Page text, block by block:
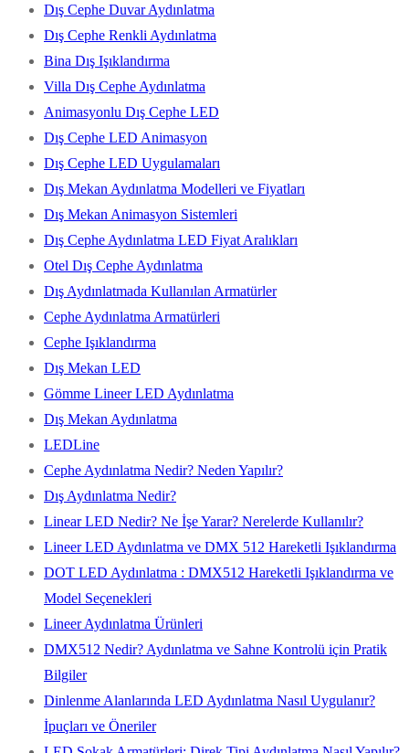
Dış Cephe Duvar Aydınlatma
Dış Cephe Renkli Aydınlatma
Bina Dış Işıklandırma
Villa Dış Cephe Aydınlatma
Animasyonlu Dış Cephe LED
Dış Cephe LED Animasyon
Dış Cephe LED Uygulamaları
Dış Mekan Aydınlatma Modelleri ve Fiyatları
Dış Mekan Animasyon Sistemleri
Dış Cephe Aydınlatma LED Fiyat Aralıkları
Otel Dış Cephe Aydınlatma
Dış Aydınlatmada Kullanılan Armatürler
Cephe Aydınlatma Armatürleri
Cephe Işıklandırma
Dış Mekan LED
Gömme Lineer LED Aydınlatma
Dış Mekan Aydınlatma
LEDLine
Cephe Aydınlatma Nedir? Neden Yapılır?
Dış Aydınlatma Nedir?
Linear LED Nedir? Ne İşe Yarar? Nerelerde Kullanılır?
Lineer LED Aydınlatma ve DMX 512 Hareketli Işıklandırma
DOT LED Aydınlatma : DMX512 Hareketli Işıklandırma ve
Model Seçenekleri
Lineer Aydınlatma Ürünleri
DMX512 Nedir? Aydınlatma ve Sahne Kontrolü için Pratik
Bilgiler
Dinlenme Alanlarında LED Aydınlatma Nasıl Uygulanır?
İpuçları ve Öneriler